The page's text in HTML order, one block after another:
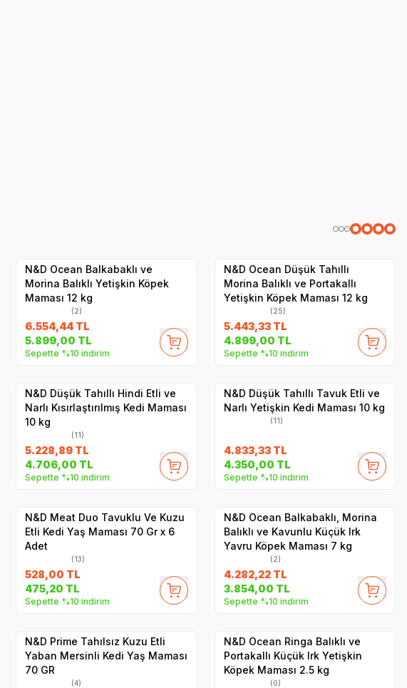
N&D Ocean Balkabaklı ve
Morina Balıklı Yetişkin Köpek
Maması 12 kg
(2)
6.554,44 TL
5.899,00 TL
Sepette %10 indirim
N&D Ocean Düşük Tahıllı
Morina Balıklı ve Portakallı
Yetişkin Köpek Maması 12 kg
(25)
5.443,33TL
4.899,00 TL
Sepette %10 indirim
Hızlı Teslimat
1.06.2027
N&D Düşük Tahıllı Hindi Etli ve
Narlı Kısırlaştırılmış Kedi Maması
10 kg
(11)
5.228,89 TL
4.706,00 TL
Sepette %10 indirim
Hızlı Teslimat
1.04.2027
N&D Düşük Tahıllı Tavuk Etli ve
Narlı Yetişkin Kedi Maması 10 kg
(11)
4.833,33TL
4.350,00 TL
Sepette %10 indirim
1.06.2029
N&D Meat Duo Tavuklu Ve Kuzu
Etli Kedi Yaş Maması 70 Gr x 6
Adet
(13)
528,00 TL
475,20 TL
Sepette %10 indirim
Hızlı Teslimat
N&D Ocean Balkabaklı, Morina
Balıklı ve Kavunlu Küçük Irk
Yavru Köpek Maması 7 kg
(2)
4.282,22TL
3.854,00 TL
Sepette %10 indirim
1.06.2029
​N&D Prime Tahılsız Kuzu Etli
Yaban Mersinli Kedi Yaş Maması
70 GR
(4)
Hızlı Teslimat
1.05.2027
N&D Ocean Ringa Balıklı ve
Portakallı Küçük Irk Yetişkin
Köpek Maması 2.5 kg
(0)